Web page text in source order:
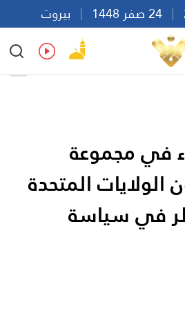
بيروت
Ar
في مجموعة
المتحدة
في سياسة